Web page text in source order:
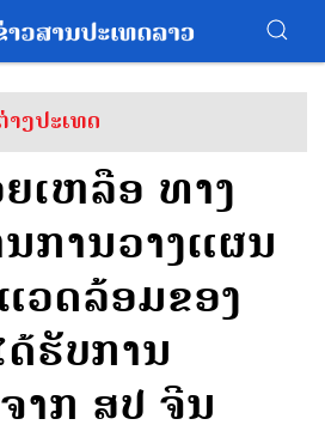
າງປະເທດ
ເຫລືອ ທາງ
ການວາງແຜນ
ວດລ້ອມຂອງ
ດ້ຮັບການ
າກ ສປ ຈີນ